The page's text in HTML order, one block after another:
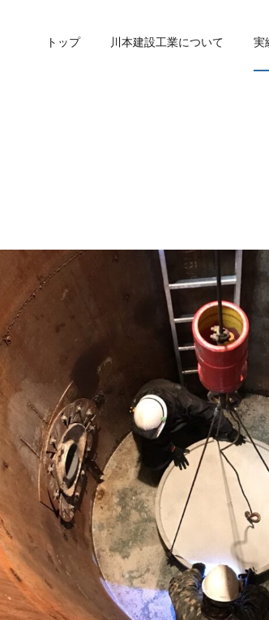
トップ 川本建設工業について 実